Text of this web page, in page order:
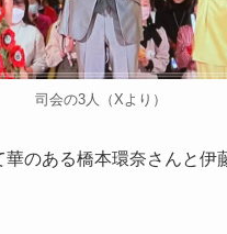
司会の3人（Xより）
のある橋本環奈さんと伊